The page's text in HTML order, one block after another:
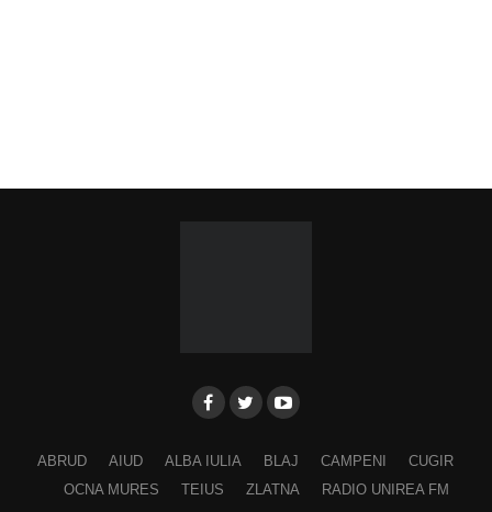
ABRUD AIUD ALBA IULIA BLAJ CAMPENI
CUGIR
OCNA MURES
TEIUS ZLATNA
RADIO UNIREA FM